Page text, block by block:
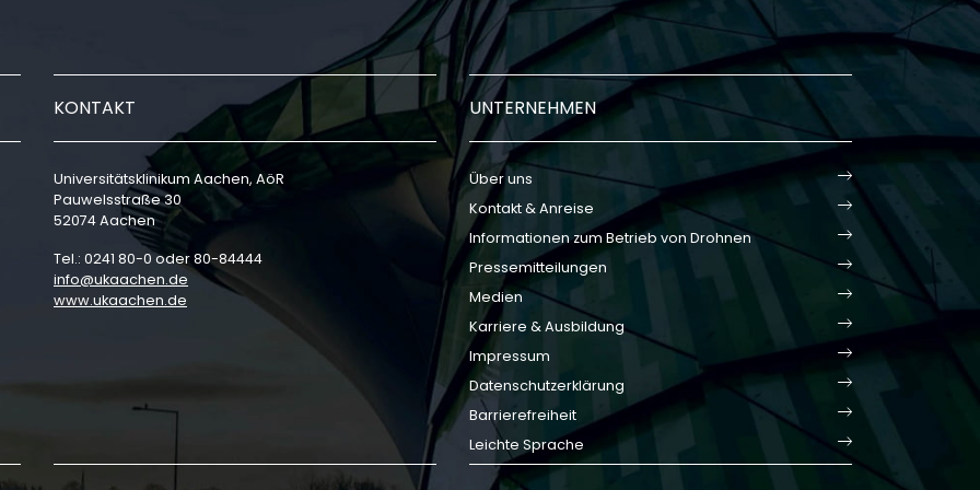
KONTAKT
Universitätsklinikum Aachen, AöR
Pauwelsstraße 30
52074 Aachen
Tel.: 0241 80-0 oder 80-84444
info
ukaachen de
www.ukaachen.de
UNTERNEHMEN
Über uns
Kontakt & Anreise
Informationen zum Betrieb von Drohnen
Pressemitteilungen
Medien
Karriere & Ausbildung
Impressum
Datenschutzerklärung
Barrierefreiheit
Leichte Sprache